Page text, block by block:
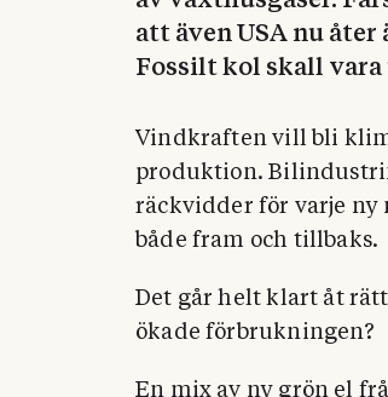
att även USA nu
Fossilt kol skall
Vindkraften vill bli
produktion.
räckvidder för varje
både fram och tillbaks.
Det går helt klart åt
ökade förbrukningen?
En mix av ny grön el